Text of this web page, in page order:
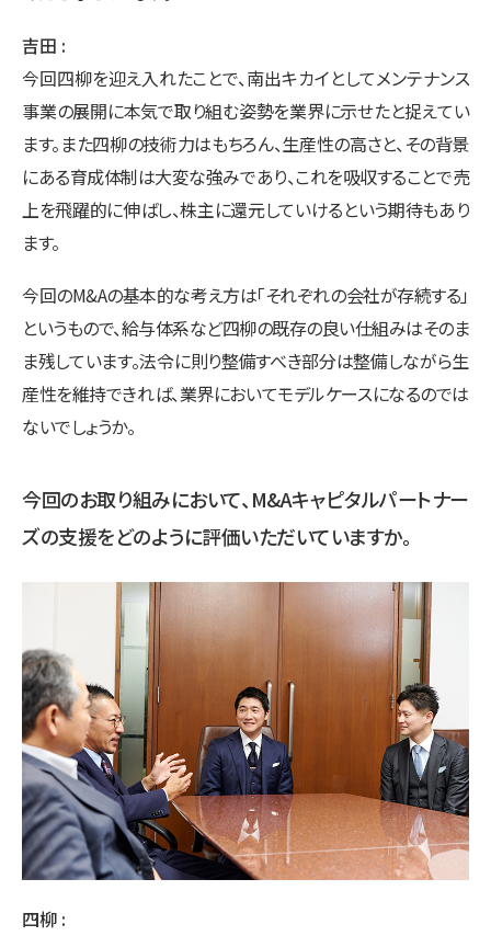
吉田
今回四柳を迎え入れたことで、南出キカイとしてメンテナンス
事業の展開に本気で取り組む姿勢を業界に示せたと捉えてい
ます。また四柳の技術力はもちろん、生産性の高さと、その背景
にある育成体制は大変な強みであり、これを吸収することで売
上を飛躍的に伸ばし、株主に還元していけるという期待もあり
ます。
今回のM&Aの基本的な考え方は「それぞれの会社が存続する」
というもので、給与体系など四柳の既存の良い仕組みはそのま
ま残しています。法令に則り整備すべき部分は整備しながら生
産性を維持できれば、業界においてモデルケースになるのでは
ないでしょうか。
今回のお取り組みにおいて、M&Aキャピタルパートナー
ズの支援をどのように評価いただいていますか。
四柳